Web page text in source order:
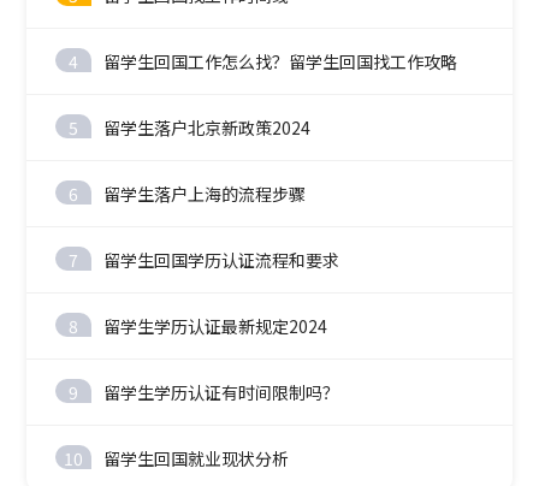
4 留学生回国工作怎么找？留学生回国找工作攻略
5 留学生落户北京新政策2024
6 留学生落户上海的流程步骤
7 留学生回国学历认证流程和要求
8 留学生学历认证最新规定2024
9 留学生学历认证有时间限制吗？
10 留学生回国就业现状分析